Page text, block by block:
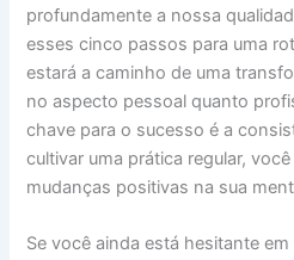
profundamente a nossa
esses cinco passos para uma
estará a caminho de uma
no aspecto pessoal quanto
chave para o sucesso é a
cultivar uma prática regular,
mudanças positivas na sua
Se você ainda está hesitante